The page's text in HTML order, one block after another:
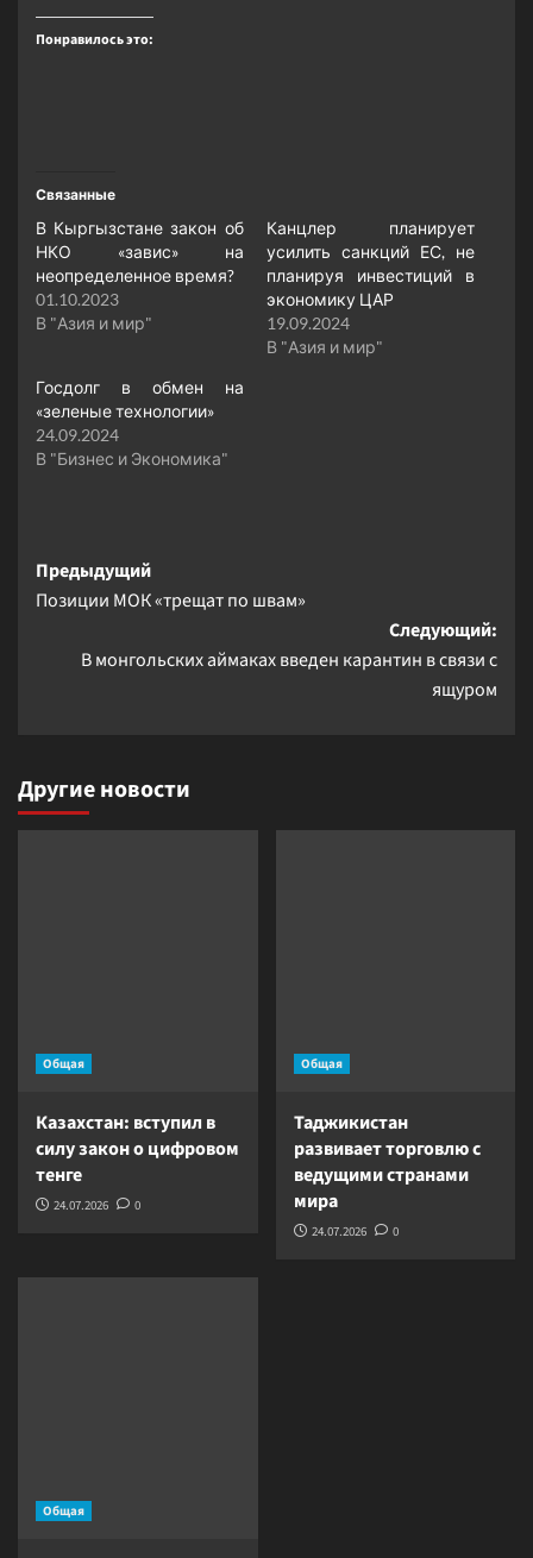
Понравилось это:
Связанные
​​В Кыргызстане закон об
НКО «завис» на
неопределенное время?
01.10.2023
В "Азия и мир"
Канцлер планирует
усилить санкций ЕС, не
планируя инвестиций в
экономику ЦАР
19.09.2024
В "Азия и мир"
Госдолг в обмен на
«зеленые технологии»
24.09.2024
В "Бизнес и Экономика"
Навигация
записи
Предыдущий
Позиции МОК «трещат по швам»
Следующий:
В монгольских аймаках введен карантин в связи с
ящуром
Другие новости
Общая
Казахстан: вступил в
силу закон о цифровом
тенге
24.07.2026 0
Общая
Таджикистан
развивает торговлю с
ведущими странами
мира
24.07.2026 0
Общая